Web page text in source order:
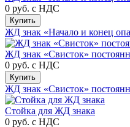
0 руб. с НДС
Купить
ЖД знак «Начало и конец
ЖД знак «Свисток»
0 руб. с НДС
Купить
ЖД знак «Свисток»
Стойка для ЖД знака
0 руб. с НДС